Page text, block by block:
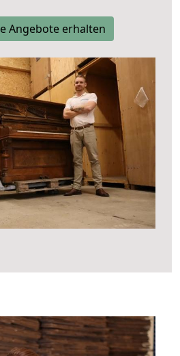
Angebote erhalten